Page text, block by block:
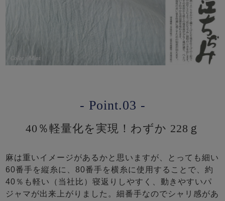
- Point.03 -
40％軽量化を実現！わずか 228ｇ
麻は重いイメージがあるかと思いますが、とっても細い
60番手を縦糸に、80番手を横糸に使用することで、約
40％も軽い（当社比）寝返りしやすく、動きやすいパ
ジャマが出来上がりました。細番手なのでシャリ感があ